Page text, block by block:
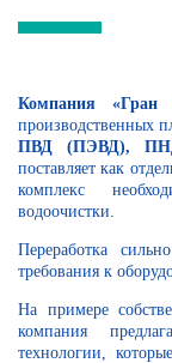
Компания «Гран
производственных
ПВД (ПЭВД),
поставляет как
комплекс
водоочистки.
Переработка
требования к
На примере
компания
технологии,